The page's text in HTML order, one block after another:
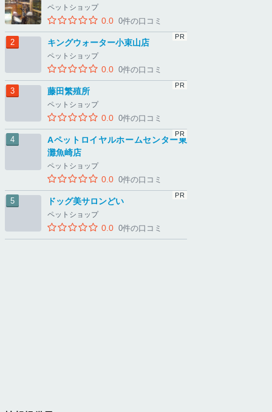
ペットショップ
0.0 0件の口コミ
キングウォーター小束山店
ペットショップ
0.0 0件の口コミ
藤田繁殖所
ペットショップ
0.0 0件の口コミ
Aペットロイヤルホームセンター東
灘魚崎店
ペットショップ
0.0 0件の口コミ
ドッグ美サロンどい
ペットショップ
0.0 0件の口コミ